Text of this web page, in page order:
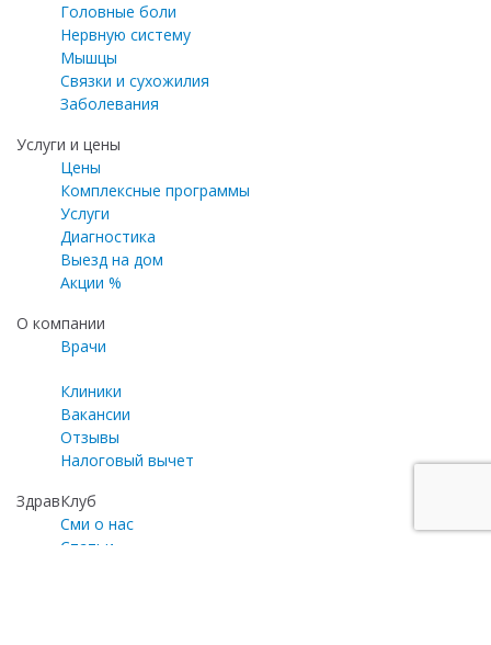
Головные боли
Нервную систему
Мышцы
Связки и сухожилия
Заболевания
Услуги и цены
Цены
Комплексные программы
Услуги
Диагностика
Выезд на дом
Акции %
О компании
Врачи
Клиники
Вакансии
Отзывы
Налоговый вычет
ЗдравКлуб
Сми о нас
Статьи